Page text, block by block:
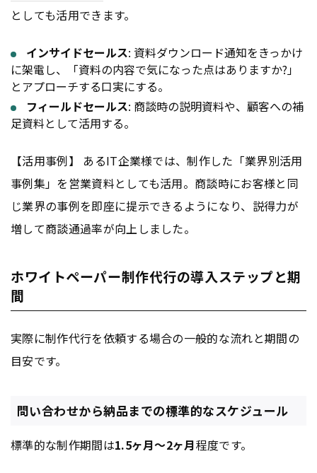
としても活用できます。
インサイドセールス: 資料ダウンロード通知をきっかけ
に架電し、「資料の内容で気になった点はありますか?」
とアプローチする口実にする。
フィールドセールス: 商談時の説明資料や、顧客への補
足資料として活用する。
【活用事例】 あるIT企業様では、制作した「業界別活用
事例集」を営業資料としても活用。商談時にお客様と同
じ業界の事例を即座に提示できるようになり、説得力が
増して商談通過率が向上しました。
ホワイトペーパー制作代行の導入ステップと期
間
実際に制作代行を依頼する場合の一般的な流れと期間の
目安です。
問い合わせから納品までの標準的なスケジュール
標準的な制作期間は1.5ヶ月〜2ヶ月程度です。